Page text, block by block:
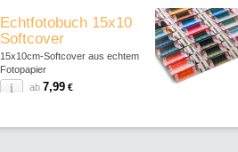
Echtfotobuch 15x10
Softcover
15x10cm-Softcover aus echtem
Fotopapier
ab 7,99 €